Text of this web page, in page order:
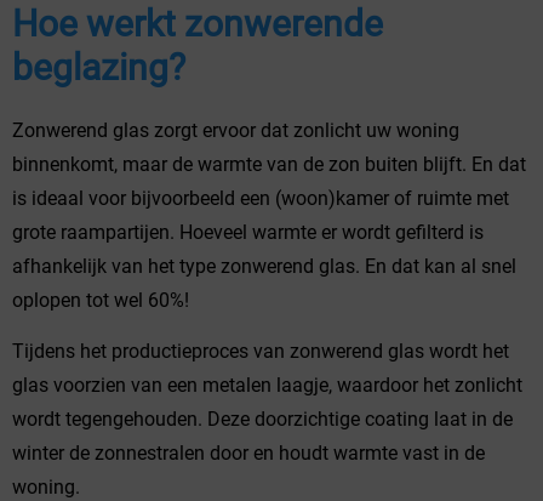
Hoe werkt zonwerende
beglazing?
Zonwerend glas zorgt ervoor dat zonlicht uw woning
binnenkomt, maar de warmte van de zon buiten blijft. En dat
is ideaal voor bijvoorbeeld een (woon)kamer of ruimte met
grote raampartijen. Hoeveel warmte er wordt gefilterd is
afhankelijk van het type zonwerend glas. En dat kan al snel
oplopen tot wel 60%!
Tijdens het productieproces van zonwerend glas wordt het
glas voorzien van een metalen laagje, waardoor het zonlicht
wordt tegengehouden. Deze doorzichtige coating laat in de
winter de zonnestralen door en houdt warmte vast in de
woning.